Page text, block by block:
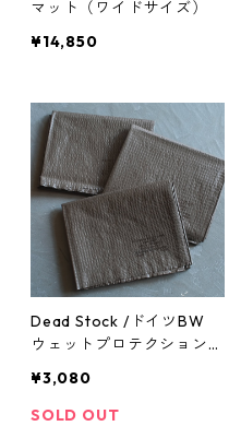
マット（ワイドサイズ）
¥14,850
Dead Stock /ドイツBW
ウェットプロテクションカ
¥3,080
SOLD OUT